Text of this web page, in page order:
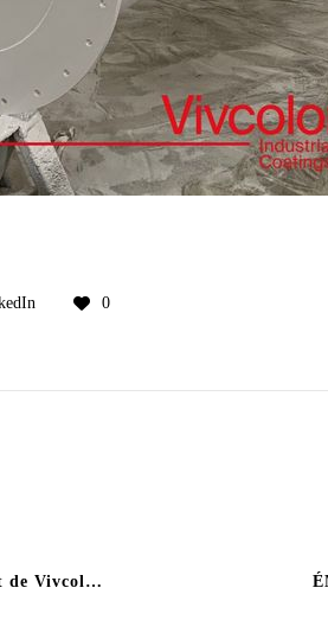
0
Joyeuses Pâques de la part de Vivcolor #vivcolor #vernici #industrialcoating